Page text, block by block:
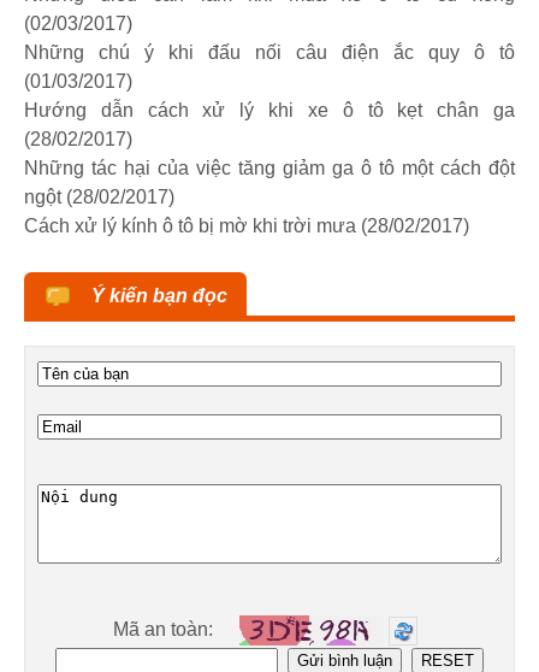
(02/03/2017)
Những chú ý khi đấu nối câu điện ắc quy ô tô
(01/03/2017)
Hướng dẫn cách xử lý khi xe ô tô kẹt chân ga
(28/02/2017)
Những tác hại của việc tăng giảm ga ô tô một cách đột
ngột (28/02/2017)
Cách xử lý kính ô tô bị mờ khi trời mưa (28/02/2017)
Ý kiến bạn đọc
Mã an toàn: